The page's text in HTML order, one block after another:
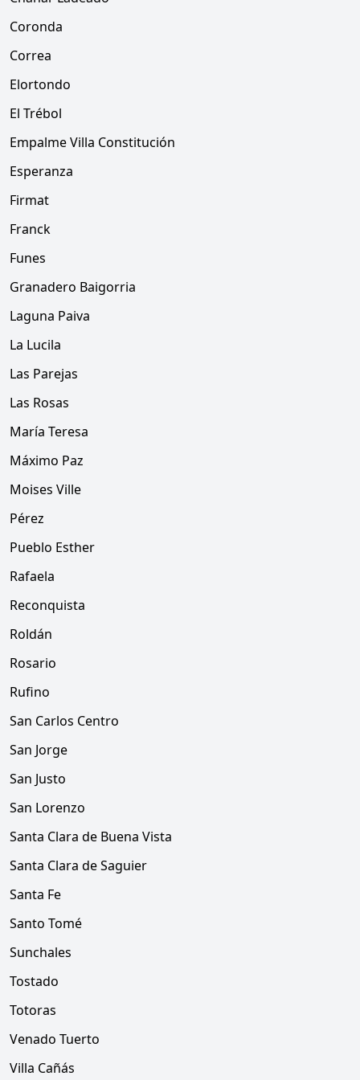
Coronda
Correa
Elortondo
El Trébol
Empalme Villa Constitución
Esperanza
Firmat
Franck
Funes
Granadero Baigorria
Laguna Paiva
La Lucila
Las Parejas
Las Rosas
María Teresa
Máximo Paz
Moises Ville
Pérez
Pueblo Esther
Rafaela
Reconquista
Roldán
Rosario
Rufino
San Carlos Centro
San Jorge
San Justo
San Lorenzo
Santa Clara de Buena Vista
Santa Clara de Saguier
Santa Fe
Santo Tomé
Sunchales
Tostado
Totoras
Venado Tuerto
Villa Cañás